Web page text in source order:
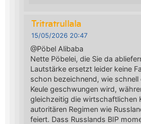
Tritratrullala
15/05/2026 20:47
@Pöbel Alibaba
Nette Pöbelei, die Sie da
Lautstärke ersetzt leider keine
schon bezeichnend, wie schnell
Keule geschwungen wird,
gleichzeitig die wirtschaftlichen
autoritären Regimen wie
feiert. Dass Russlands BIP